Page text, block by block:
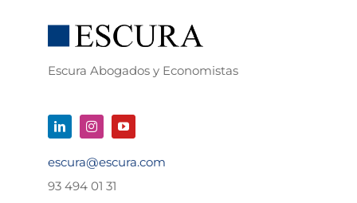
Escura Abogados y Economistas
escura@escura.com
93 494 01 31